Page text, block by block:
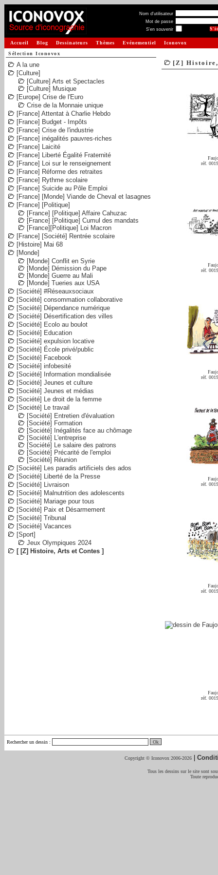
Nom d'utilisateur
Mot de passe
S'en souvenir
Accueil Blog Dessinateurs Thèmes Evénementiel
Iconovox
Sélection Iconovox
A la une
[Culture]
[Culture] Arts et Spectacles
[Culture] Musique
[Europe] Crise de l'Euro
Crise de la Monnaie unique
[France] Attentat à Charlie Hebdo
[France] Budget - Impôts
[France] Crise de l'industrie
[France] inégalités pauvres-riches
[France] Laicité
[France] Liberté Égalité Fraternité
[France] Loi sur le renseignement
[France] Réforme des retraites
[France] Rythme scolaire
[France] Suicide au Pôle Emploi
[France] [Monde] Viande de Cheval et lasagnes
[France] [Politique]
[France] [Politique] Affaire Cahuzac
[France] [Politique] Cumul des mandats
[France][Politique] Loi Macron
[France] [Société] Rentrée scolaire
[Histoire] Mai 68
[Monde]
[Monde] Conflit en Syrie
[Monde] Démission du Pape
[Monde] Guerre au Mali
[Monde] Tueries aux USA
[Société] #Réseauxsociaux
[Société] consommation collaborative
[Société] Dépendance numérique
[Société] Désertification des villes
[Société] Ecolo au boulot
[Société] Education
[Société] expulsion locative
[Société] École privé/public
[Société] Facebook
[Société] infobesité
[Société] Information mondialisée
[Société] Jeunes et culture
[Société] Jeunes et médias
[Société] Le droit de la femme
[Société] Le travail
[Société] Entretien d'évaluation
[Société] Formation
[Société] Inégalités face au chômage
[Société] L'entreprise
[Société] Le salaire des patrons
[Société] Précarité de l'emploi
[Société] Réunion
[Société] Les paradis artificiels des ados
[Société] Liberté de la Presse
[Société] Livraison
[Société] Malnutrition des adolescents
[Société] Mariage pour tous
[Société] Paix et Désarmement
[Société] Tribunal
[Société] Vacances
[Sport]
Jeux Olympiques 2024
[ [Z] Histoire, Arts et Contes ]
[Z]
réf.
réf.
réf.
réf.
réf.
réf.
Rechercher un dessin :
Copyright © Iconovox 2006-2026 |
Tous les dessins sur le site sont
Toute